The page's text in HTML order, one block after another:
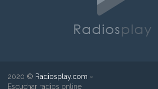
2020 © Radiosplay.com ~
Escuchar radios online